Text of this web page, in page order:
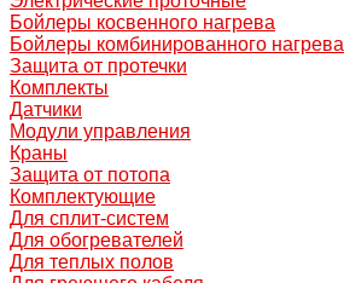
Бойлеры косвенного нагрева
Бойлеры комбинированного нагрева
Защита от протечки
Комплекты
Датчики
Модули управления
Краны
Защита от потопа
Комплектующие
Для сплит-систем
Для обогревателей
Для теплых полов